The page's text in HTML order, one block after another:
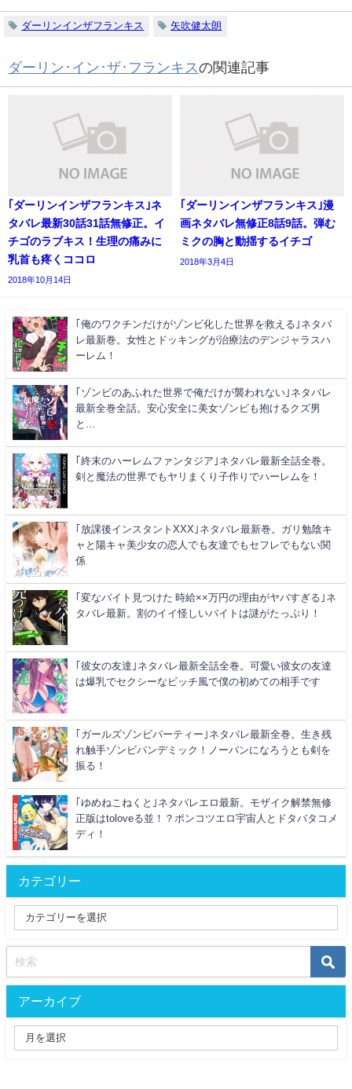
ダーリンインザフランキス 矢吹健太朗
ダーリン･イン･ザ･フランキスの関連記事
｢ダーリンインザフランキス｣ネ
タバレ最新30話31話無修正。イ
チゴのラブキス！生理の痛みに
乳首も疼くココロ
2018年10月14日
｢ダーリンインザフランキス｣漫
画ネタバレ無修正8話9話。弾む
ミクの胸と動揺するイチゴ
2018年3月4日
｢俺のワクチンだけがゾンビ化した世界を救える｣ネタバ
レ最新巻。女性とドッキングが治療法のデンジャラスハ
ーレム！
｢ゾンビのあふれた世界で俺だけが襲われない｣ネタバレ
最新全巻全話。安心安全に美女ゾンビも抱けるクズ男
と…
｢終末のハーレムファンタジア｣ネタバレ最新全話全巻。
剣と魔法の世界でもヤリまくり子作りでハーレムを！
｢放課後インスタントXXX｣ネタバレ最新巻。ガリ勉陰キ
ャと陽キャ美少女の恋人でも友達でもセフレでもない関
係
｢変なバイト見つけた 時給××万円の理由がヤバすぎる｣ネ
タバレ最新。割のイイ怪しいバイトは謎がたっぷり！
｢彼女の友達｣ネタバレ最新全話全巻。可愛い彼女の友達
は爆乳でセクシーなビッチ風で僕の初めての相手です
｢ガールズゾンビパーティー｣ネタバレ最新全巻。生き残
れ触手ゾンビパンデミック！ノーパンになろうとも剣を
振る！
｢ゆめねこねくと｣ネタバレエロ最新。モザイク解禁無修
正版はtoloveる並！？ポンコツエロ宇宙人とドタバタコメ
ディ！
カテゴリー
アーカイブ